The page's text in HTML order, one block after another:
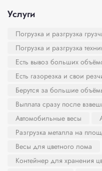
Услуги
Погрузка и разгрузка
Погрузка и разгрузка
Есть вывоз больших
Есть газорезка и свои
Берутся за большие
Выплата сразу после
Автомобильные весы
Разгрузка металла на
Весы для цветного лома
Контейнер для хранения